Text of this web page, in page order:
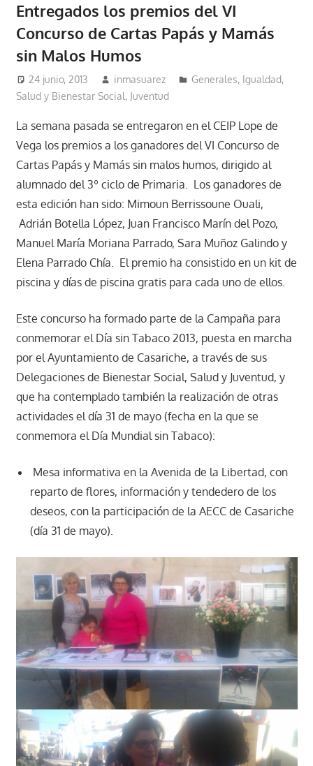
Entregados los premios del VI
Concurso de Cartas Papás y Mamás
sin Malos Humos
24 junio, 2013 inmasuarez Generales, Igualdad,
Salud y Bienestar Social, Juventud
La semana pasada se entregaron en el CEIP Lope de
Vega los premios a los ganadores del VI Concurso de
Cartas Papás y Mamás sin malos humos, dirigido al
alumnado del 3º ciclo de Primaria. Los ganadores de
esta edición han sido: Mimoun Berrissoune Ouali,
Adrián Botella López, Juan Francisco Marín del Pozo,
Manuel María Moriana Parrado, Sara Muñoz Galindo y
Elena Parrado Chía. El premio ha consistido en un kit de
piscina y días de piscina gratis para cada uno de ellos.
Este concurso ha formado parte de la Campaña para
conmemorar el Día sin Tabaco 2013, puesta en marcha
por el Ayuntamiento de Casariche, a través de sus
Delegaciones de Bienestar Social, Salud y Juventud, y
que ha contemplado también la realización de otras
actividades el día 31 de mayo (fecha en la que se
conmemora el Día Mundial sin Tabaco):
Mesa informativa en la Avenida de la Libertad, con
reparto de flores, información y tendedero de los
deseos, con la participación de la AECC de Casariche
(día 31 de mayo).